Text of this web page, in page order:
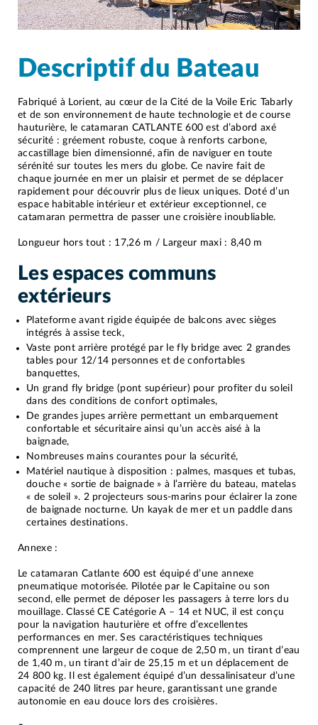
Descriptif du Bateau
Fabriqué à Lorient, au cœur de la Cité de la Voile Eric Tabarly
et de son environnement de haute technologie et de course
hauturière, le catamaran CATLANTE 600 est d’abord axé
sécurité : gréement robuste, coque à renforts carbone,
accastillage bien dimensionné, afin de naviguer en toute
sérénité sur toutes les mers du globe. Ce navire fait de
chaque journée en mer un plaisir et permet de se déplacer
rapidement pour découvrir plus de lieux uniques. Doté d’un
espace habitable intérieur et extérieur exceptionnel, ce
catamaran permettra de passer une croisière inoubliable.
Longueur hors tout : 17,26 m / Largeur maxi : 8,40 m
Les espaces communs
extérieurs
Plateforme avant rigide équipée de balcons avec sièges
intégrés à assise teck,
Vaste pont arrière protégé par le fly bridge avec 2 grandes
tables pour 12/14 personnes et de confortables
banquettes,
Un grand fly bridge (pont supérieur) pour profiter du soleil
dans des conditions de confort optimales,
De grandes jupes arrière permettant un embarquement
confortable et sécuritaire ainsi qu’un accès aisé à la
baignade,
Nombreuses mains courantes pour la sécurité,
Matériel nautique à disposition : palmes, masques et tubas,
douche « sortie de baignade » à l’arrière du bateau, matelas
« de soleil ». 2 projecteurs sous-marins pour éclairer la zone
de baignade nocturne. Un kayak de mer et un paddle dans
certaines destinations.
Annexe :
Le catamaran Catlante 600 est équipé d’une annexe
pneumatique motorisée. Pilotée par le Capitaine ou son
second, elle permet de déposer les passagers à terre lors du
mouillage. Classé CE Catégorie A – 14 et NUC, il est conçu
pour la navigation hauturière et offre d’excellentes
performances en mer. Ses caractéristiques techniques
comprennent une largeur de coque de 2,50 m, un tirant d’eau
de 1,40 m, un tirant d’air de 25,15 m et un déplacement de
24 800 kg. Il est également équipé d’un dessalinisateur d’une
capacité de 240 litres par heure, garantissant une grande
autonomie en eau douce lors des croisières.